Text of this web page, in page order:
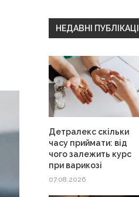
НЕДАВНІ ПУБЛІКАЦІЇ
Детралекс скільки
часу приймати: від
чого залежить курс
при варикозі
07.08.2026